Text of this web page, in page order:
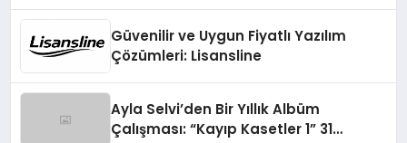
Güvenilir ve Uygun Fiyatlı Yazılım
Çözümleri: Lisansline
Ayla Selvi’den Bir Yıllık Albüm
Çalışması: “Kayıp Kasetler 1” 31